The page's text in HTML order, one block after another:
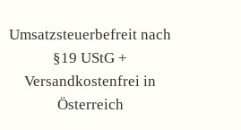
Umsatzsteuerbefreit nach
§19 UStG +
Versandkostenfrei in
Österreich